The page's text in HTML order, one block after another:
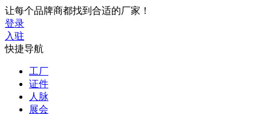
让每个品牌商都找到合适的厂家！
登录
入驻
快捷导航
工厂
证件
人脉
展会